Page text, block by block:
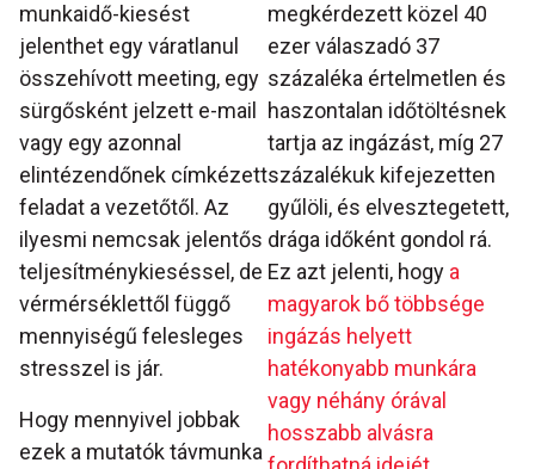
megkérdezett közel 40
ezer válaszadó 37
százaléka értelmetlen és
haszontalan időtöltésnek
tartja az ingázást, míg 27
százalékuk kifejezetten
gyűlöli, és elvesztegetett,
drága időként gondol rá.
Ez azt jelenti, hogy a
magyarok bő többsége
ingázás helyett
hatékonyabb munkára
vagy néhány órával
hosszabb alvásra
munkaidő-kiesést
jelenthet egy váratlanul
összehívott meeting, egy
sürgősként jelzett e-mail
vagy egy azonnal
elintézendőnek címkézett
feladat a vezetőtől. Az
ilyesmi nemcsak jelentős
teljesítménykieséssel, de
vérmérséklettől függő
mennyiségű felesleges
stresszel is jár.
Hogy mennyivel jobbak
ezek a mutatók távmunka